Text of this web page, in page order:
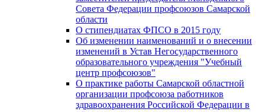
Совета Федерации профсоюзов Самарской
области
О стипендиатах ФПСО в 2015 году
Об изменении наименований и о внесении
изменений в Устав Негосударственного
образовательного учреждения "Учебный
центр профсоюзов"
О практике работы Самарской областной
организации профсоюза работников
здравоохранения Российской Федерации в